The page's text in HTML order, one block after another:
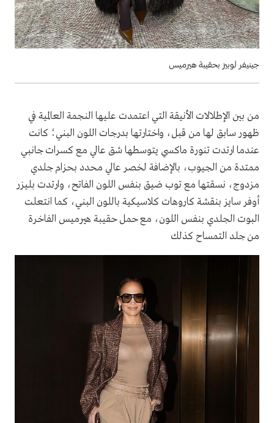
جينيفر لوبيز بحقيبة هيرميس
من بين الإطلالات الأنيقة التي اعتمدت عليها النجمة العالمية في
ظهور سابق لها من قبل، واختارتها بدرجات اللون البني؛ كانت
عندما ارتدت تنورة ماكسي يتوسطها شق عالي مع كسرات جانبي
ممتدة من الجيوب، بالإضافة لخصر عالي محدد بحزام جلدي
مزدوج، نسقتها مع توب ضيق بنفس اللون الفاتح، وارتدت بليزر
أوفر سايز بنقشة كاروهات كلاسيكية باللون البني، كما انتعلت
البوت الجلدي بنفس اللون، مع حمل حقيبة هيرميس الفاخرة
من جلد التمساح كذلك